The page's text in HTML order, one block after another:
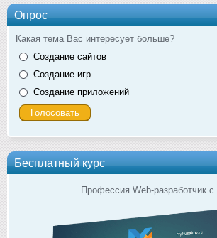
Опрос
Какая тема Вас интересует больше?
Создание сайтов
Создание игр
Создание приложений
Бесплатный курс
Профессия Web-разработчик с